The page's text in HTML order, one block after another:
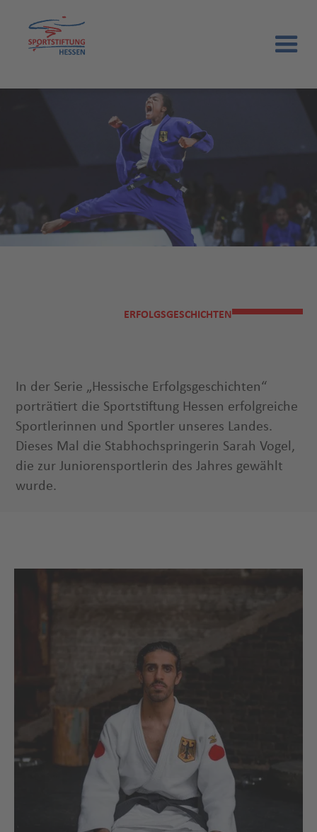
ERFOLGSGESCHICHTEN
In der Serie „Hessische Erfolgsgeschichten“
porträtiert die Sportstiftung Hessen erfolgreiche
Sportlerinnen und Sportler unseres Landes.
Dieses Mal die Stabhochspringerin Sarah Vogel,
die zur Juniorensportlerin des Jahres gewählt
wurde.